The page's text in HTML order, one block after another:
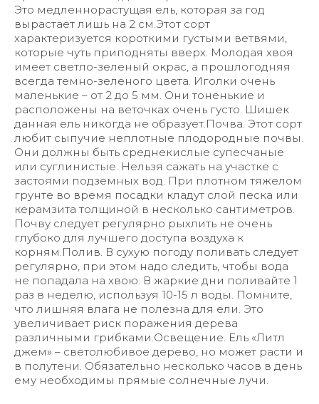
Это медленнорастущая ель, которая за год
вырастает лишь на 2 см.Этот сорт
характеризуется короткими густыми ветвями,
которые чуть приподняты вверх. Молодая хвоя
имеет светло-зеленый окрас, а прошлогодняя
всегда темно-зеленого цвета. Иголки очень
маленькие – от 2 до 5 мм. Они тоненькие и
расположены на веточках очень густо. Шишек
данная ель никогда не образует.Почва. Этот сорт
любит сыпучие неплотные плодородные почвы.
Они должны быть среднекислые супесчаные
или суглинистые. Нельзя сажать на участке с
застоями подземных вод. При плотном тяжелом
грунте во время посадки кладут слой песка или
керамзита толщиной в несколько сантиметров.
Почву следует регулярно рыхлить не очень
глубоко для лучшего доступа воздуха к
корням.Полив. В сухую погоду поливать следует
регулярно, при этом надо следить, чтобы вода
не попадала на хвою. В жаркие дни поливайте 1
раз в неделю, используя 10-15 л воды. Помните,
что лишняя влага не полезна для ели. Это
увеличивает риск поражения дерева
различными грибками.Освещение. Ель «Литл
джем» – светолюбивое дерево, но может расти и
в полутени. Обязательно несколько часов в день
ему необходимы прямые солнечные лучи.